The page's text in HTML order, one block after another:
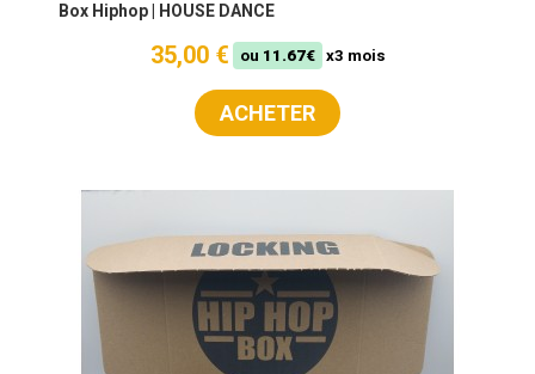
Box Hiphop | HOUSE DANCE
35,00 € ou 11.67€ x3 mois
ACHETER